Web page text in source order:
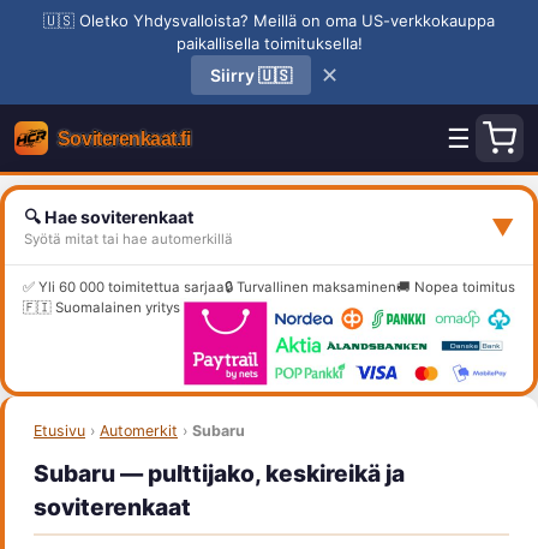
🇺🇸 Oletko Yhdysvalloista? Meillä on oma US-verkkokauppa
paikallisella toimituksella!
Siirry 🇺🇸 ✕
☰
🔍 Hae soviterenkaat
Syötä mitat tai hae automerkillä ▼
✅ Yli 60 000 toimitettua sarjaa🔒 Turvallinen maksaminen🚚 Nopea toimitus
🇫🇮 Suomalainen yritys
Etusivu › Automerkit › Subaru
Subaru — pulttijako, keskireikä ja
soviterenkaat